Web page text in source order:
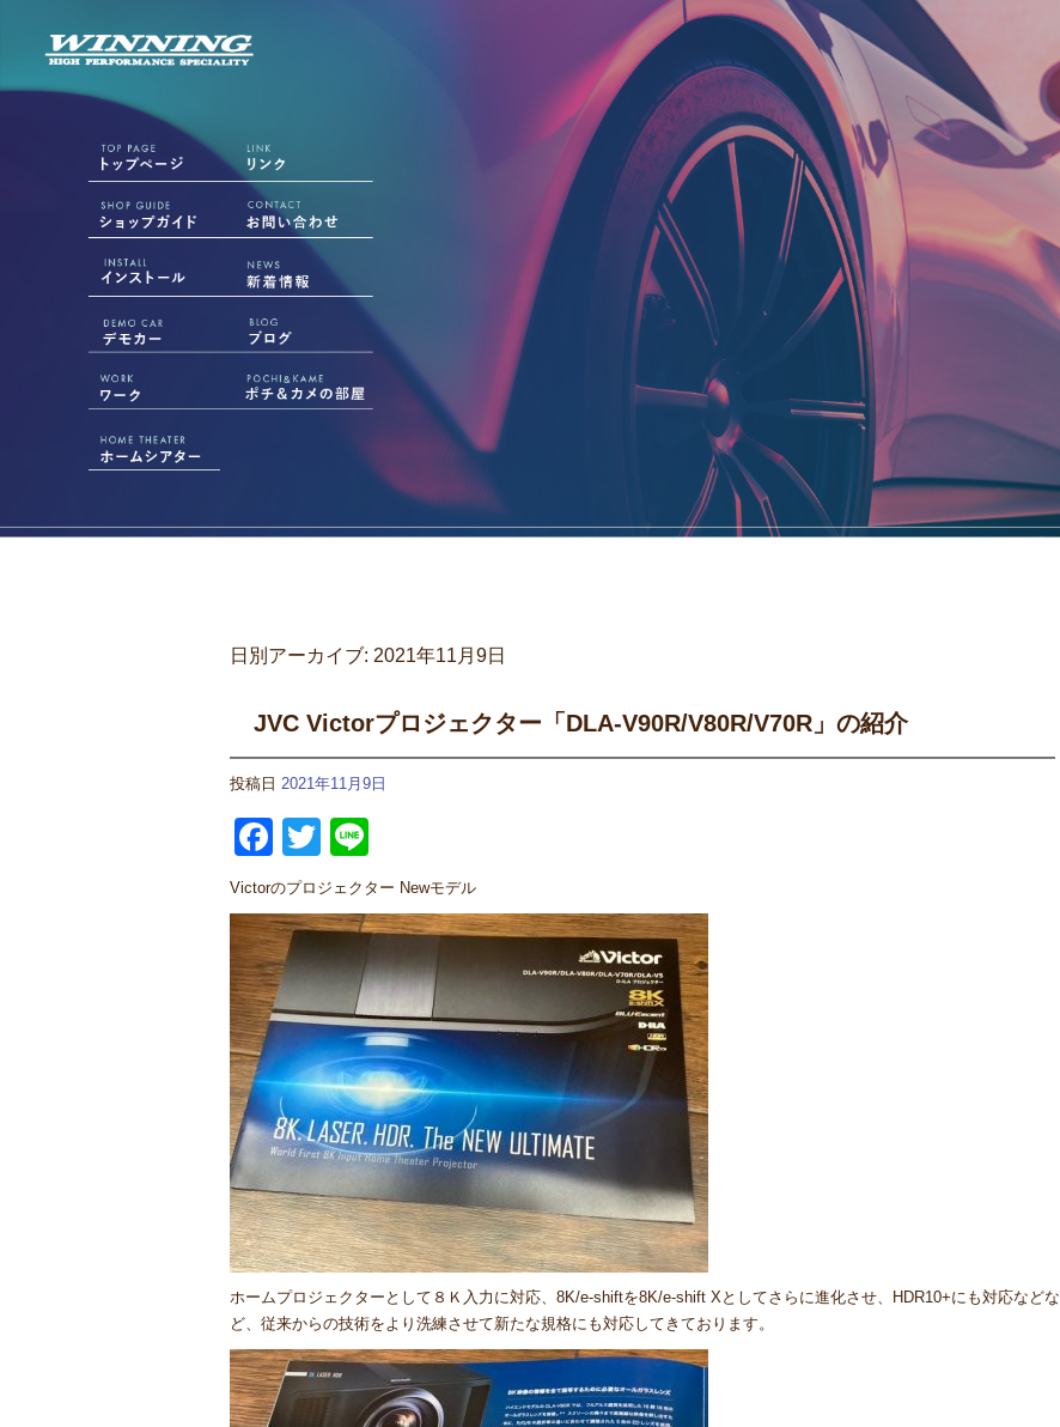
日別アーカイブ: 2021年11月9日
JVC Victorプロジェクター「DLA-V90R/V80R/V70R」の紹介
投稿日 2021年11月9日
Facebook
Twitter
Victorのプロジェクター Newモデル
ホームプロジェクターとして８Ｋ入力に対応、 8K/e-shiftを8K/e-shift Xとしてさらに進化させ、 HDR10+にも対応などな
ど、従来からの技術をより洗練させて新たな規格にも対応してきております。